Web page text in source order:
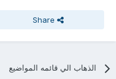
Share
الذهاب الي قائمه المواضيع